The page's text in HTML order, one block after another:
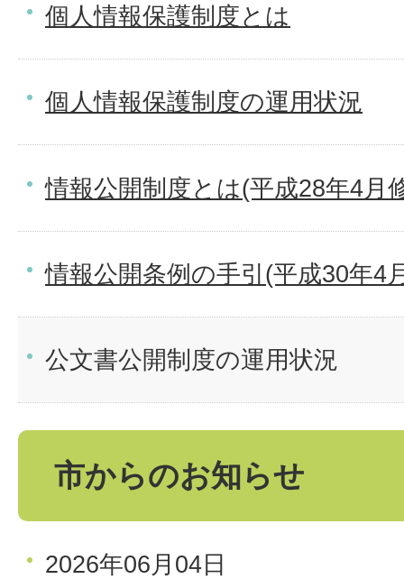
個人情報保護制度とは
個人情報保護制度の運用状況
情報公開制度とは(平成28年4月
情報公開条例の手引(平成30年4
公文書公開制度の運用状況
市からのお知らせ
2026年06月04日